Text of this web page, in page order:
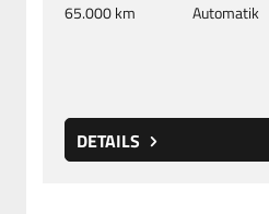
65.000 km
Automatik
DETAILS